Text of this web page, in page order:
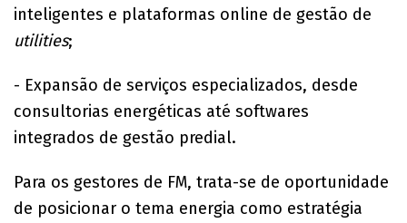
inteligentes e plataformas online de gestão de
utilities;
- Expansão de serviços especializados, desde
consultorias energéticas até softwares
integrados de gestão predial.
Para os gestores de FM, trata-se de oportunidade
de posicionar o tema energia como estratégia